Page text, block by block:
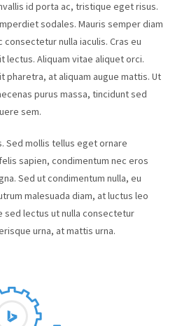
id porta ac, tristique eget risus.
sodales. Mauris semper diam
nulla iaculis. Cras eu
lectus. Aliquam vitae aliquet orci.
pharetra, at aliquam augue mattis. Ut
purus massa, tincidunt sed
sem.
Sed mollis tellus eget ornare
sapien, condimentum nec eros
Sed ut condimentum nulla, eu
malesuada diam, at luctus leo
sed lectus ut nulla consectetur
urna, at mattis urna.